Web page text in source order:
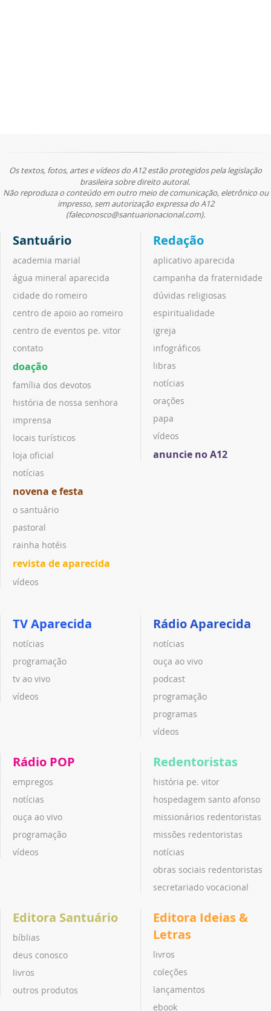
Os textos, fotos, artes e vídeos do A12 estão protegidos pela legislação
brasileira sobre direito autoral.
Não reproduza o conteúdo em outro meio de comunicação, eletrônico ou
impresso, sem autorização expressa do A12
(faleconosco@santuarionacional.com).
Santuário
academia marial
água mineral aparecida
cidade do romeiro
centro de apoio ao romeiro
centro de eventos pe. vitor
contato
doação
família dos devotos
história de nossa senhora
imprensa
locais turísticos
loja oficial
notícias
novena e festa
o santuário
pastoral
rainha hotéis
revista de aparecida
vídeos
Redação
aplicativo aparecida
campanha da fraternidade
dúvidas religiosas
espiritualidade
igreja
infográficos
libras
notícias
orações
papa
vídeos
anuncie no A12
TV Aparecida
notícias
programação
tv ao vivo
vídeos
Rádio Aparecida
notícias
ouça ao vivo
podcast
programação
programas
vídeos
Rádio POP
empregos
notícias
ouça ao vivo
programação
vídeos
Redentoristas
história pe. vitor
hospedagem santo afonso
missionários redentoristas
missões redentoristas
notícias
obras sociais redentoristas
secretariado vocacional
Editora Santuário
bíblias
deus conosco
livros
outros produtos
Editora Ideias &
Letras
livros
coleções
lançamentos
ebook